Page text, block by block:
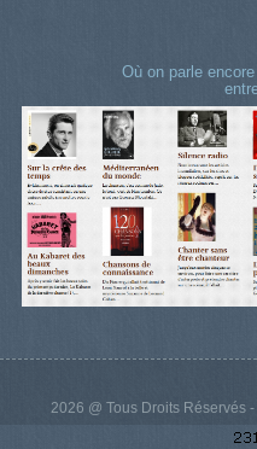
Où on parle
2026 @ Tous Droits Réservés